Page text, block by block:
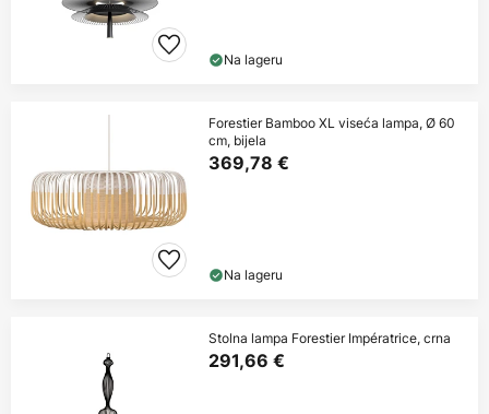
Na lageru
Forestier Bamboo XL viseća lampa, Ø 60
cm, bijela
369,78 €
Na lageru
Stolna lampa Forestier Impératrice, crna
291,66 €